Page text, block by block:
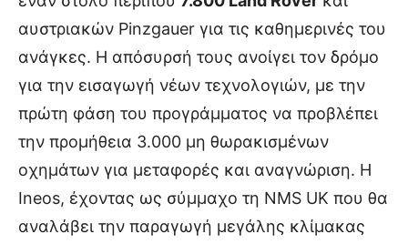
αυστριακών Pinzgauer για τις καθημερινές του
ανάγκες. Η απόσυρσή τους ανοίγει τον δρόμο
για την εισαγωγή νέων τεχνολογιών, με την
πρώτη φάση του προγράμματος να προβλέπει
την προμήθεια 3.000 μη θωρακισμένων
οχημάτων για μεταφορές και αναγνώριση. Η
Ineos, έχοντας ως σύμμαχο τη NMS UK που θα
αναλάβει την παραγωγή μεγάλης κλίμακας